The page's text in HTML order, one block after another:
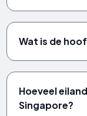
Wat is de
Hoeveel
Singapore?